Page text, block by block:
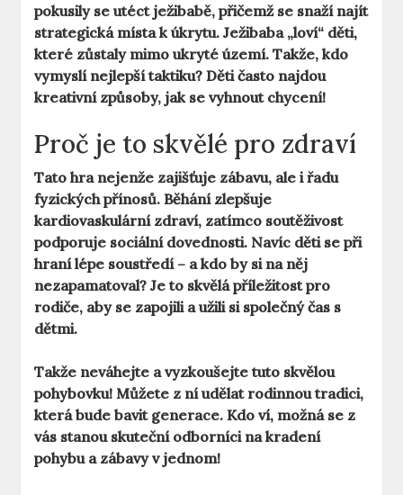
pokusily se utéct ježibabě, přičemž se snaží najít
strategická místa k úkrytu. Ježibaba „loví“ děti,
které zůstaly mimo ukryté území. Takže, kdo
vymyslí nejlepší taktiku? Děti často najdou
kreativní způsoby, jak se vyhnout chycení!
Proč je to skvělé pro zdraví
Tato hra nejenže zajišťuje zábavu, ale i řadu
fyzických přínosů. Běhání zlepšuje
kardiovaskulární zdraví, zatímco soutěživost
podporuje sociální dovednosti. Navíc děti se při
hraní lépe soustředí – a kdo by si na něj
nezapamatoval? Je to skvělá příležitost pro
rodiče, aby se zapojili a užili si společný čas s
dětmi.
Takže neváhejte a vyzkoušejte tuto skvělou
pohybovku! Můžete z ní udělat rodinnou tradici,
která bude bavit generace. Kdo ví, možná se z
vás stanou skuteční odborníci na kradení
pohybu a zábavy v jednom!